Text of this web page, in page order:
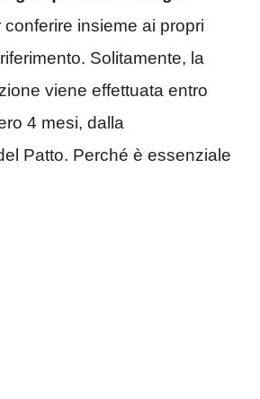
conferire insieme ai propri
Solitamente, la
viene effettuata entro
4 mesi, dalla
Patto. Perché è essenziale